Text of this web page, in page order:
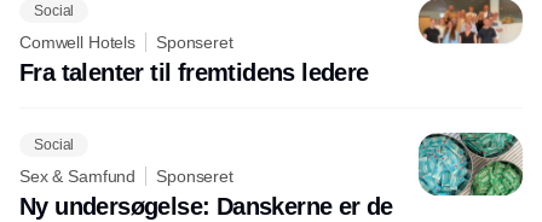
Social
Comwell Hotels Sponseret
Fra talenter til fremtidens ledere
Social
Sex & Samfund Sponseret
Ny undersøgelse: Danskerne er de